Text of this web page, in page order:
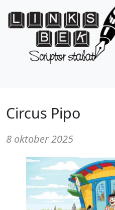
Circus Pipo
8 oktober 2025